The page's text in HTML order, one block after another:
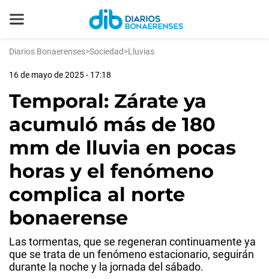
Diarios Bonaerenses>Sociedad>Lluvias
16 de mayo de 2025 - 17:18
Temporal: Zárate ya
acumuló más de 180
mm de lluvia en pocas
horas y el fenómeno
complica al norte
bonaerense
Las tormentas, que se regeneran continuamente ya
que se trata de un fenómeno estacionario, seguirán
durante la noche y la jornada del sábado.